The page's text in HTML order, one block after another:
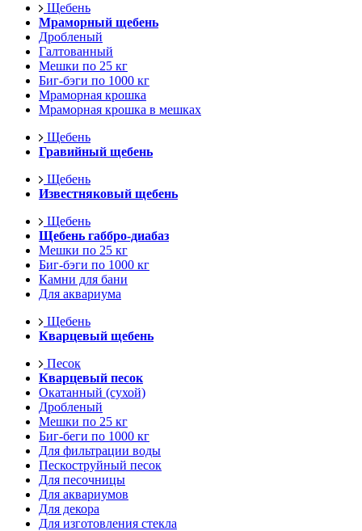
Щебень
Мраморный щебень
Дробленый
Галтованный
Мешки по 25 кг
Биг-бэги по 1000 кг
Мраморная крошка
Мраморная крошка в мешках
Щебень
Гравийный щебень
Щебень
Известняковый щебень
Щебень
Щебень габбро-диабаз
Мешки по 25 кг
Биг-бэги по 1000 кг
Камни для бани
Для аквариума
Щебень
Кварцевый щебень
Песок
Кварцевый песок
Окатанный (сухой)
Дробленый
Мешки по 25 кг
Биг-беги по 1000 кг
Для фильтрации воды
Пескоструйный песок
Для песочницы
Для аквариумов
Для декора
Для изготовления стекла